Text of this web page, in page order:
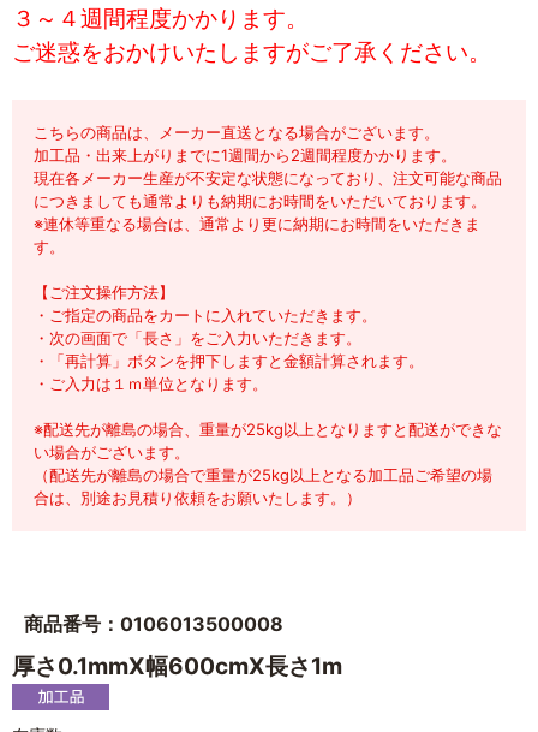
３～４週間程度かかります。
ご迷惑をおかけいたしますがご了承ください。
こちらの商品は、メーカー直送となる場合がございます。
加工品・出来上がりまでに1週間から2週間程度かかります。
現在各メーカー生産が不安定な状態になっており、注文可能な商品
につきましても通常よりも納期にお時間をいただいております。
※連休等重なる場合は、通常より更に納期にお時間をいただきま
す。
【ご注文操作方法】
・ご指定の商品をカートに入れていただきます。
・次の画面で「長さ」をご入力いただきます。
・「再計算」ボタンを押下しますと金額計算されます。
・ご入力は１ｍ単位となります。
※配送先が離島の場合、重量が25kg以上となりますと配送ができな
い場合がございます。
（配送先が離島の場合で重量が25kg以上となる加工品ご希望の場
合は、別途お見積り依頼をお願いたします。）
商品番号：0106013500008
厚さ0.1mmX幅600cmX長さ1m